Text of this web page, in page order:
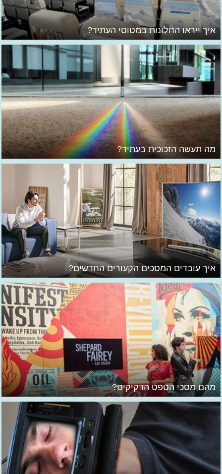
איך ייראו החלונות במטוסי העתיד?
מה תעשה הזכוכית בעתיד?
איך עובדים המסכים הקעורים החדשים?
מהם מסכי הטפט הדקיקים?